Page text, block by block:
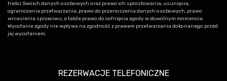
treści Swoich danych osobowych oraz prawo ich sprostowania, usunięcia,
ograniczenia przetwarzania, prawo do przenoszenia danych osobowych, prawo
wniesienia sprzeciwu, a także prawo do cofnięcia zgody w dowolnym momencie.
Wycofanie zgody nie wpływa na zgodność z prawem przetwarzania dokonanego przed
jej wycofaniem.
REZERWACJE TELEFONICZNE